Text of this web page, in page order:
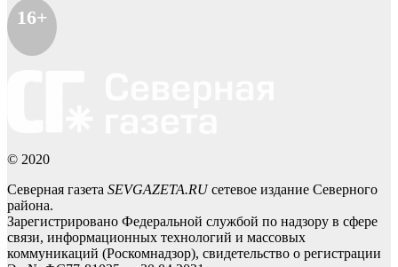
16+
© 2020
Северная газета SEVGAZETA.RUсетевое издание Северного
района.
Зарегистрировано Федеральной службой по надзору в сфере
связи, информационных технологий и массовых
коммуникаций (Роскомнадзор), свидетельство о регистрации